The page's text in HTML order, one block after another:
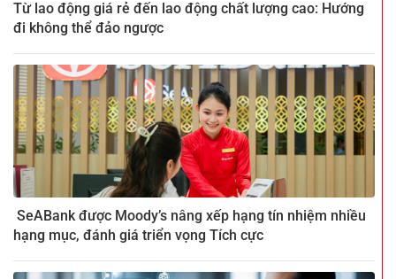
Từ lao động giá rẻ đến lao động chất lượng cao: Hướng
đi không thể đảo ngược
SeABank được Moody’s nâng xếp hạng tín nhiệm nhiều
hạng mục, đánh giá triển vọng Tích cực